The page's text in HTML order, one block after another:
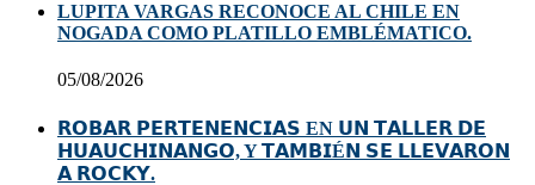
LUPITA VARGAS RECONOCE AL CHILE EN
NOGADA COMO PLATILLO EMBLÉMATICO.
05/08/2026
𝗥𝗢𝗕𝗔𝗥 𝗣𝗘𝗥𝗧𝗘𝗡𝗘𝗡𝗖𝗜𝗔𝗦 EN 𝗨𝗡 𝗧𝗔𝗟𝗟𝗘𝗥 𝗗𝗘
𝗛𝗨𝗔𝗨𝗖𝗛𝗜𝗡𝗔𝗡𝗚𝗢, Y 𝗧𝗔𝗠𝗕𝗜É𝗡 𝗦𝗘 𝗟𝗟𝗘𝗩𝗔𝗥𝗢𝗡
𝗔 𝗥𝗢𝗖𝗞𝗬.